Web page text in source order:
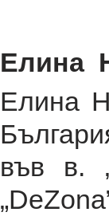
Елина
Елина
във в.